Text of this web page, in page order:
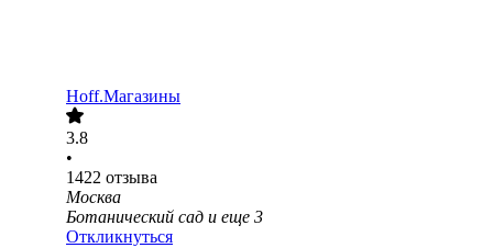
Hoff.Магазины
3.8
•
1422 отзыва
Москва
Ботанический сад и еще 3
Откликнуться